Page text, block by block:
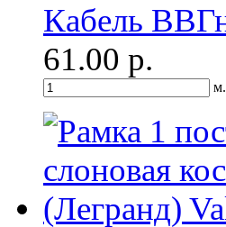
Кабель
61.00 р.
м.